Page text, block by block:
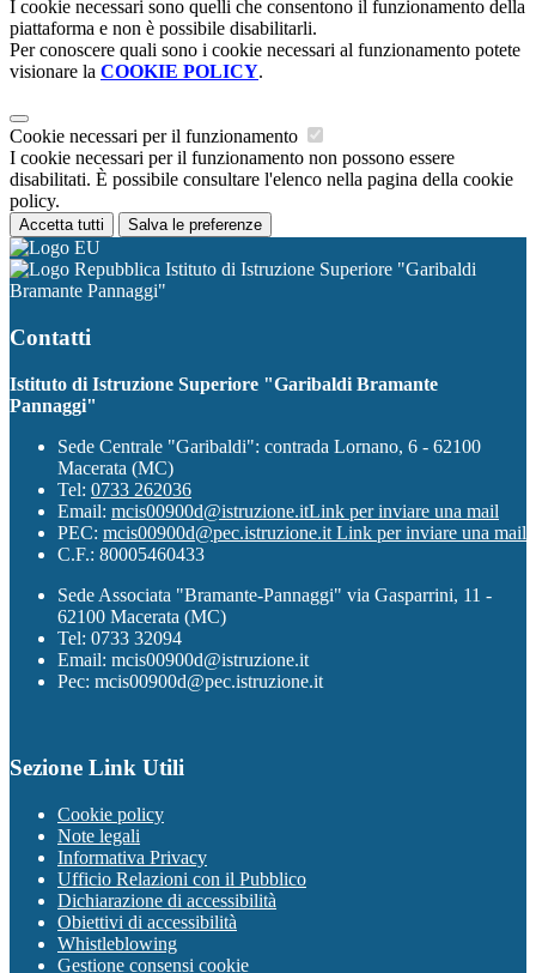
I cookie necessari sono quelli che consentono il funzionamento della
piattaforma e non è possibile disabilitarli.
Per conoscere quali sono i cookie necessari al funzionamento potete
visionare la COOKIE POLICY.
Cookie necessari per il funzionamento
I cookie necessari per il funzionamento non possono essere
disabilitati. È possibile consultare l'elenco nella pagina della cookie
policy.
Accetta tutti Salva le preferenze
Istituto di Istruzione Superiore "Garibaldi
Bramante Pannaggi"
Contatti
Istituto di Istruzione Superiore "Garibaldi Bramante
Pannaggi"
Sede Centrale "Garibaldi": contrada Lornano, 6 - 62100
Macerata (MC)
Tel: 0733 262036
Email: mcis00900d@istruzione.itLink per inviare una mail
PEC: mcis00900d@pec.istruzione.it Link per inviare una mail
C.F.: 80005460433
Sede Associata "Bramante-Pannaggi" via Gasparrini, 11 -
62100 Macerata (MC)
Tel: 0733 32094
Email: mcis00900d@istruzione.it
Pec: mcis00900d@pec.istruzione.it
Sezione Link Utili
Cookie policy
Note legali
Informativa Privacy
Ufficio Relazioni con il Pubblico
Dichiarazione di accessibilità
Obiettivi di accessibilità
Whistleblowing
Gestione consensi cookie